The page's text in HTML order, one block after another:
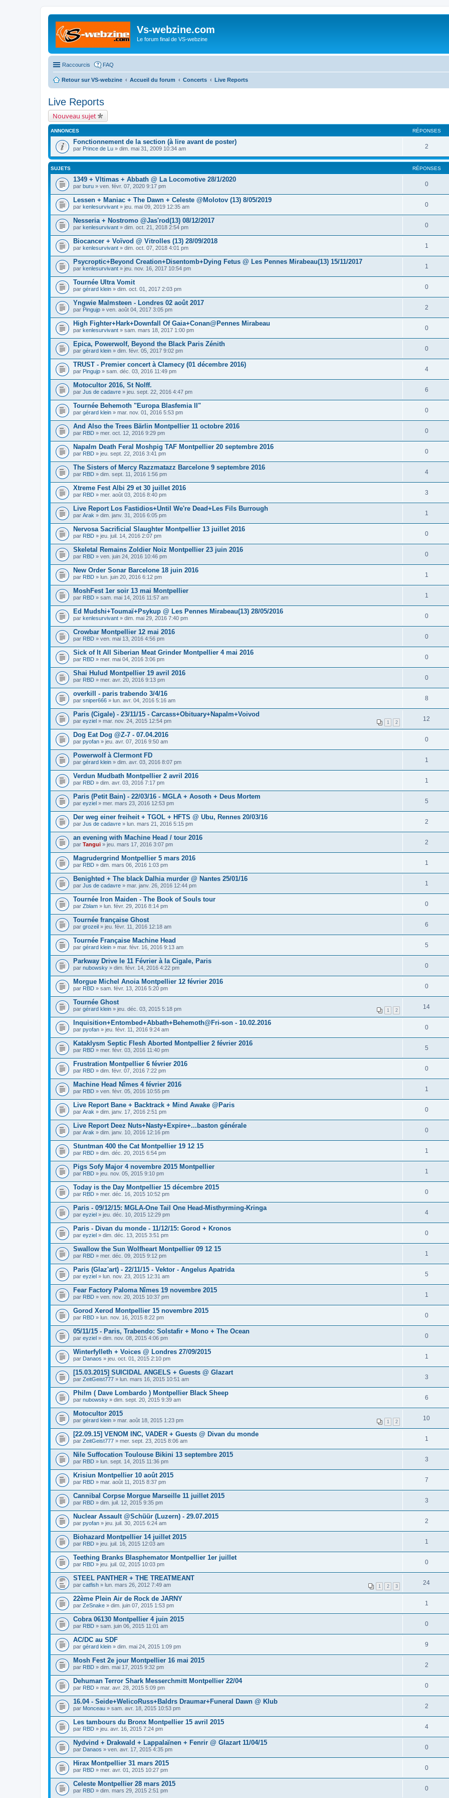
Vs-webzine.com
Le forum final de VS-webzine
Raccourcis FAQ
Retour sur VS-webzine Accueil du forum Concerts Live Reports
Live Reports
Nouveau sujet
ANNONCES RÉPONSES
Fonctionnement de la section (à lire avant de poster)
par Prince de Lu » dim. mai 31, 2009 10:34 am 2
SUJETS RÉPONSES
1349 + Vltimas + Abbath @ La Locomotive 28/1/2020
par buru » ven. févr. 07, 2020 9:17 pm 0
Lessen + Maniac + The Dawn + Celeste @Molotov (13) 8/05/2019
par kenlesurvivant » jeu. mai 09, 2019 12:35 am 0
Nesseria + Nostromo @Jas'rod(13) 08/12/2017
par kenlesurvivant » dim. oct. 21, 2018 2:54 pm 0
Biocancer + Voïvod @ Vitrolles (13) 28/09/2018
par kenlesurvivant » dim. oct. 07, 2018 4:01 pm 1
Psycroptic+Beyond Creation+Disentomb+Dying Fetus @ Les Pennes Mirabeau(13) 15/11/2017
par kenlesurvivant » jeu. nov. 16, 2017 10:54 pm 1
Tournée Ultra Vomit
par gérard klein » dim. oct. 01, 2017 2:03 pm 0
Yngwie Malmsteen - Londres 02 août 2017
par Pingujp » ven. août 04, 2017 3:05 pm 2
High Fighter+Hark+Downfall Of Gaia+Conan@Pennes Mirabeau
par kenlesurvivant » sam. mars 18, 2017 1:00 pm 0
Epica, Powerwolf, Beyond the Black Paris Zénith
par gérard klein » dim. févr. 05, 2017 9:02 pm 0
TRUST - Premier concert à Clamecy (01 décembre 2016)
par Pingujp » sam. déc. 03, 2016 11:49 pm 4
Motocultor 2016, St Nolff.
par Jus de cadavre » jeu. sept. 22, 2016 4:47 pm 6
Tournée Behemoth "Europa Blasfemia II"
par gérard klein » mar. nov. 01, 2016 5:53 pm 0
And Also the Trees Bärlin Montpellier 11 octobre 2016
par RBD » mer. oct. 12, 2016 9:29 pm 0
Napalm Death Feral Moshpig TAF Montpellier 20 septembre 2016
par RBD » jeu. sept. 22, 2016 3:41 pm 0
The Sisters of Mercy Razzmatazz Barcelone 9 septembre 2016
par RBD » dim. sept. 11, 2016 1:56 pm 4
Xtreme Fest Albi 29 et 30 juillet 2016
par RBD » mer. août 03, 2016 8:40 pm 3
Live Report Los Fastidios+Until We're Dead+Les Fils Burrough
par Arak » dim. janv. 31, 2016 6:05 pm 1
Nervosa Sacrificial Slaughter Montpellier 13 juillet 2016
par RBD » jeu. juil. 14, 2016 2:07 pm 0
Skeletal Remains Zoldier Noiz Montpellier 23 juin 2016
par RBD » ven. juin 24, 2016 10:46 pm 0
New Order Sonar Barcelone 18 juin 2016
par RBD » lun. juin 20, 2016 6:12 pm 1
MoshFest 1er soir 13 mai Montpellier
par RBD » sam. mai 14, 2016 11:57 am 1
Ed Mudshi+Toumaï+Psykup @ Les Pennes Mirabeau(13) 28/05/2016
par kenlesurvivant » dim. mai 29, 2016 7:40 pm 0
Crowbar Montpellier 12 mai 2016
par RBD » ven. mai 13, 2016 4:56 pm 0
Sick of It All Siberian Meat Grinder Montpellier 4 mai 2016
par RBD » mer. mai 04, 2016 3:06 pm 0
Shai Hulud Montpellier 19 avril 2016
par RBD » mer. avr. 20, 2016 9:13 pm 0
overkill - paris trabendo 3/4/16
par sniper666 » lun. avr. 04, 2016 5:16 am 8
Paris (Cigale) - 23/11/15 - Carcass+Obituary+Napalm+Voivod
1 2
par eyziel » mar. nov. 24, 2015 12:54 pm 12
Dog Eat Dog @Z-7 - 07.04.2016
par pyofan » jeu. avr. 07, 2016 9:50 am 0
Powerwolf à Clermont FD
par gérard klein » dim. avr. 03, 2016 8:07 pm 1
Verdun Mudbath Montpellier 2 avril 2016
par RBD » dim. avr. 03, 2016 7:17 pm 1
Paris (Petit Bain) - 22/03/16 - MGLA + Aosoth + Deus Mortem
par eyziel » mer. mars 23, 2016 12:53 pm 5
Der weg einer freiheit + TGOL + HFTS @ Ubu, Rennes 20/03/16
par Jus de cadavre » lun. mars 21, 2016 5:15 pm 2
an evening with Machine Head / tour 2016
par Tangui » jeu. mars 17, 2016 3:07 pm 2
Magrudergrind Montpellier 5 mars 2016
par RBD » dim. mars 06, 2016 1:03 pm 1
Benighted + The black Dalhia murder @ Nantes 25/01/16
par Jus de cadavre » mar. janv. 26, 2016 12:44 pm 1
Tournée Iron Maiden - The Book of Souls tour
par Zblam » lun. févr. 29, 2016 8:14 pm 0
Tournée française Ghost
par grozeil » jeu. févr. 11, 2016 12:18 am 6
Tournée Française Machine Head
par gérard klein » mar. févr. 16, 2016 9:13 am 5
Parkway Drive le 11 Février à la Cigale, Paris
par nubowsky » dim. févr. 14, 2016 4:22 pm 0
Morgue Michel Anoia Montpellier 12 février 2016
par RBD » sam. févr. 13, 2016 5:20 pm 0
Tournée Ghost
1 2
par gérard klein » jeu. déc. 03, 2015 5:18 pm 14
Inquisition+Entombed+Abbath+Behemoth@Fri-son - 10.02.2016
par pyofan » jeu. févr. 11, 2016 9:24 am 0
Kataklysm Septic Flesh Aborted Montpellier 2 février 2016
par RBD » mer. févr. 03, 2016 11:40 pm 5
Frustration Montpellier 6 février 2016
par RBD » dim. févr. 07, 2016 7:22 pm 0
Machine Head Nîmes 4 février 2016
par RBD » ven. févr. 05, 2016 10:55 pm 1
Live Report Bane + Backtrack + Mind Awake @Paris
par Arak » dim. janv. 17, 2016 2:51 pm 0
Live Report Deez Nuts+Nasty+Expire+...baston générale
par Arak » dim. janv. 10, 2016 12:16 pm 0
Stuntman 400 the Cat Montpellier 19 12 15
par RBD » dim. déc. 20, 2015 6:54 pm 1
Pigs Sofy Major 4 novembre 2015 Montpellier
par RBD » jeu. nov. 05, 2015 9:10 pm 1
Today is the Day Montpellier 15 décembre 2015
par RBD » mer. déc. 16, 2015 10:52 pm 0
Paris - 09/12/15: MGLA-One Tail One Head-Misthyrming-Kringa
par eyziel » jeu. déc. 10, 2015 12:29 pm 4
Paris - Divan du monde - 11/12/15: Gorod + Kronos
par eyziel » dim. déc. 13, 2015 3:51 pm 0
Swallow the Sun Wolfheart Montpellier 09 12 15
par RBD » mer. déc. 09, 2015 9:12 pm 1
Paris (Glaz'art) - 22/11/15 - Vektor - Angelus Apatrida
par eyziel » lun. nov. 23, 2015 12:31 am 5
Fear Factory Paloma Nîmes 19 novembre 2015
par RBD » ven. nov. 20, 2015 10:37 pm 1
Gorod Xerod Montpellier 15 novembre 2015
par RBD » lun. nov. 16, 2015 8:22 pm 0
05/11/15 - Paris, Trabendo: Solstafir + Mono + The Ocean
par eyziel » dim. nov. 08, 2015 4:06 pm 0
Winterfylleth + Voices @ Londres 27/09/2015
par Danaos » jeu. oct. 01, 2015 2:10 pm 1
[15.03.2015] SUICIDAL ANGELS + Guests @ Glazart
par ZeitGeist777 » lun. mars 16, 2015 10:51 am 3
Philm ( Dave Lombardo ) Montpellier Black Sheep
par nubowsky » dim. sept. 20, 2015 9:39 am 6
Motocultor 2015
1 2
par gérard klein » mar. août 18, 2015 1:23 pm 10
[22.09.15] VENOM INC, VADER + Guests @ Divan du monde
par ZeitGeist777 » mer. sept. 23, 2015 8:06 am 1
Nile Suffocation Toulouse Bikini 13 septembre 2015
par RBD » lun. sept. 14, 2015 11:36 pm 3
Krisiun Montpellier 10 août 2015
par RBD » mar. août 11, 2015 8:37 pm 7
Cannibal Corpse Morgue Marseille 11 juillet 2015
par RBD » dim. juil. 12, 2015 9:35 pm 3
Nuclear Assault @Schüür (Luzern) - 29.07.2015
par pyofan » jeu. juil. 30, 2015 6:24 am 2
Biohazard Montpellier 14 juillet 2015
par RBD » jeu. juil. 16, 2015 12:03 am 1
Teething Branks Blasphemator Montpellier 1er juillet
par RBD » jeu. juil. 02, 2015 10:03 pm 0
STEEL PANTHER + THE TREATMEANT
1 2 3
par catfish » lun. mars 26, 2012 7:49 am 24
22ème Plein Air de Rock de JARNY
par ZeSnake » dim. juin 07, 2015 1:53 pm 1
Cobra 06130 Montpellier 4 juin 2015
par RBD » sam. juin 06, 2015 11:01 am 0
AC/DC au SDF
par gérard klein » dim. mai 24, 2015 1:09 pm 9
Mosh Fest 2e jour Montpellier 16 mai 2015
par RBD » dim. mai 17, 2015 9:32 pm 2
Dehuman Terror Shark Messerchmitt Montpellier 22/04
par RBD » mar. avr. 28, 2015 5:09 pm 0
16.04 - Seide+WelicoRuss+Baldrs Draumar+Funeral Dawn @ Klub
par Monceau » sam. avr. 18, 2015 10:53 pm 2
Les tambours du Bronx Montpellier 15 avril 2015
par RBD » jeu. avr. 16, 2015 7:24 pm 4
Nydvind + Drakwald + Lappalaïnen + Fenrir @ Glazart 11/04/15
par Danaos » ven. avr. 17, 2015 4:35 pm 0
Hirax Montpellier 31 mars 2015
par RBD » mer. avr. 01, 2015 10:27 pm 0
Celeste Montpellier 28 mars 2015
par RBD » dim. mars 29, 2015 2:51 pm 0